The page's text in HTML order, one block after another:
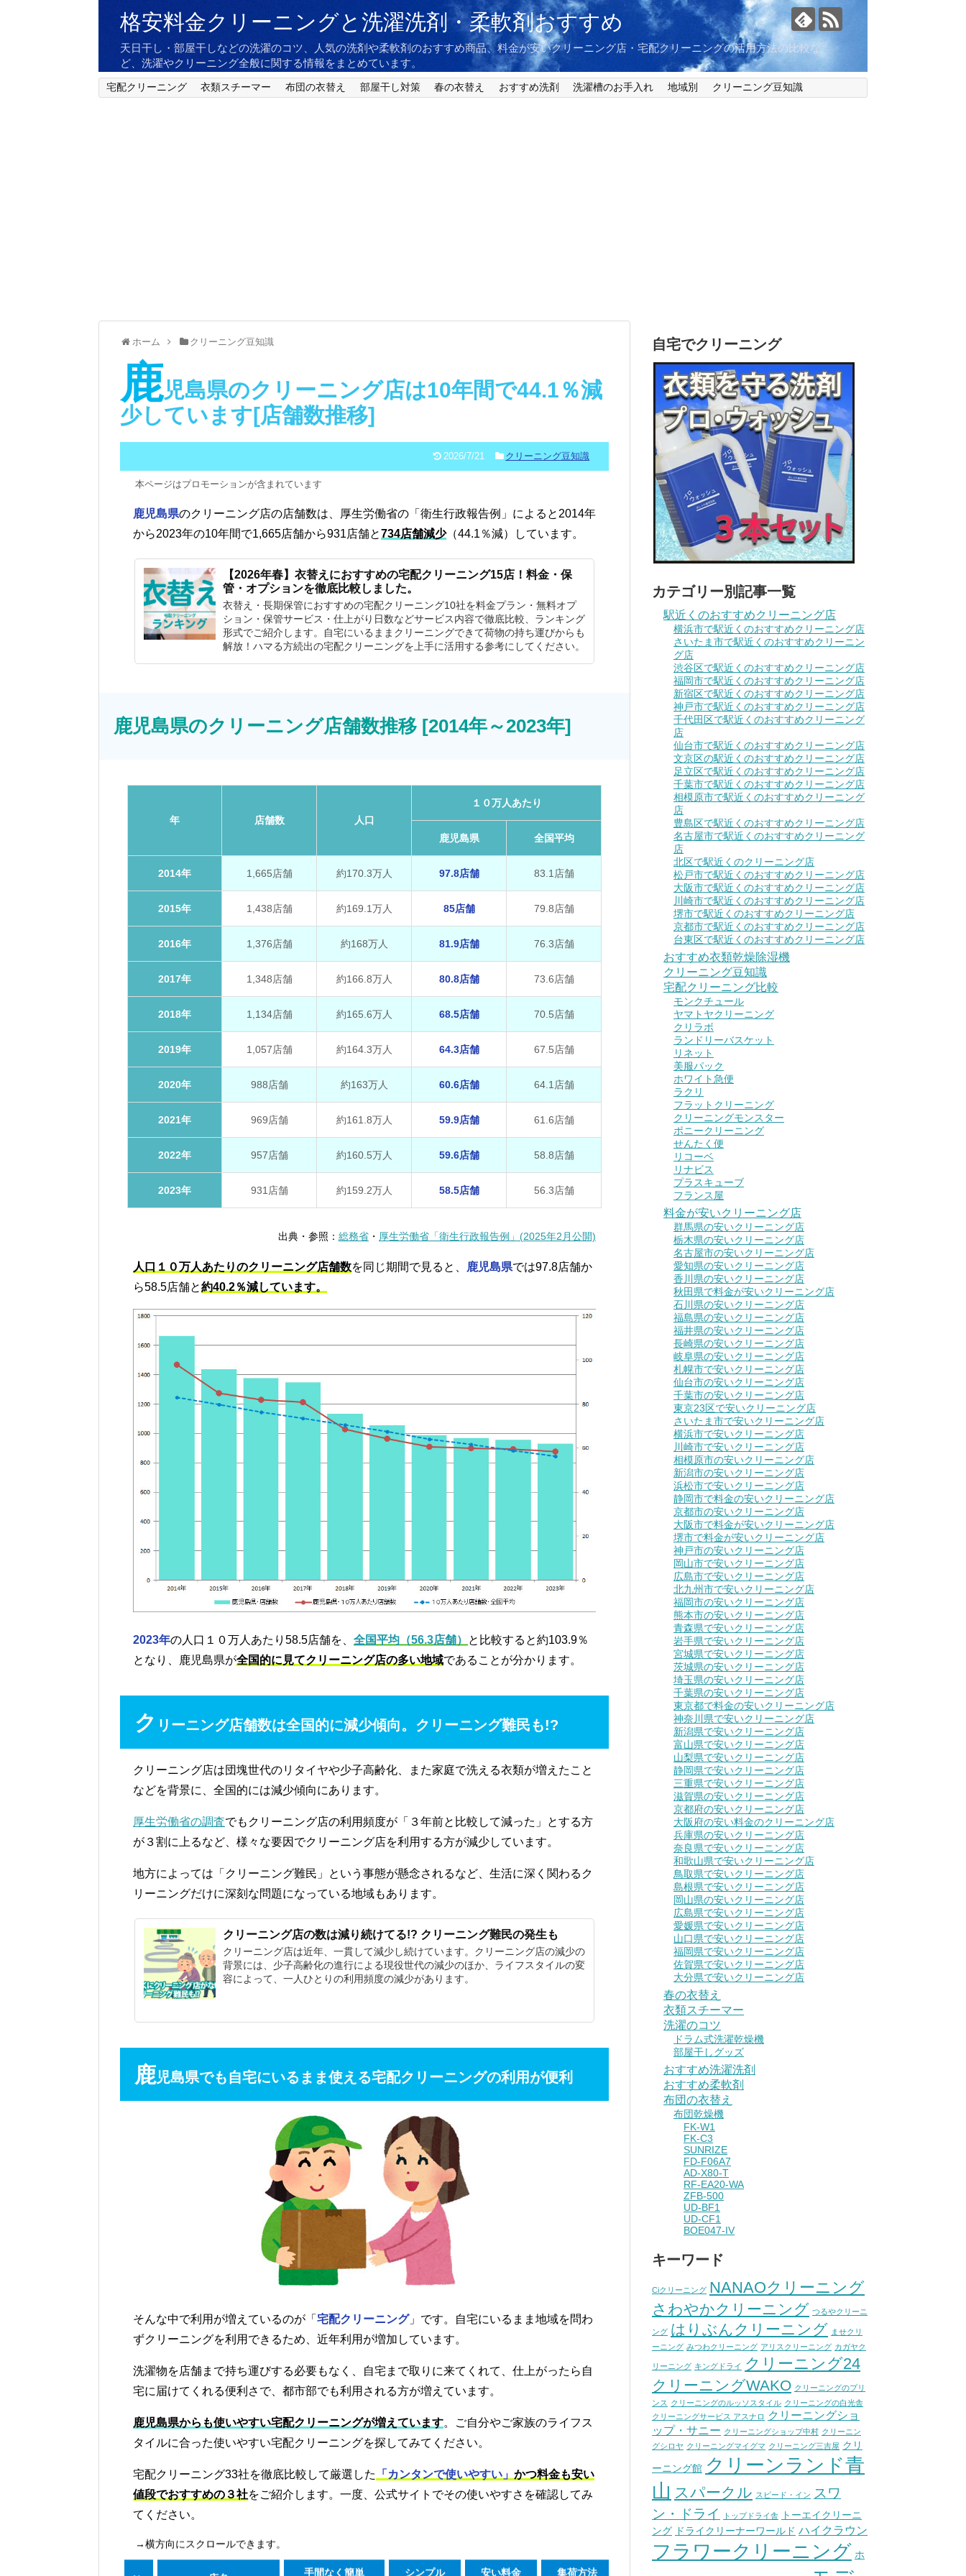
格安料金クリーニングと洗濯洗剤・柔軟剤おすすめ
天日干し・部屋干しなどの洗濯のコツ、人気の洗剤や柔軟剤のおすすめ商品、料金が安いクリーニング店・宅配クリーニングの活用方法の比較な
ど、洗濯やクリーニング全般に関する情報をまとめています。
宅配クリーニング 衣類スチーマー 布団の衣替え 部屋干し対策 春の衣替え おすすめ洗剤 洗濯槽のお手入れ 地域別 クリーニング豆知識
ホーム クリーニング豆知識
鹿児島県のクリーニング店は10年間で44.1％減
少しています[店舗数推移]
2026/7/21 クリーニング豆知識
本ページはプロモーションが含まれています
鹿児島県のクリーニング店の店舗数は、厚生労働省の「衛生行政報告例」によると2014年
から2023年の10年間で1,665店舗から931店舗と734店舗減少（44.1％減）しています。
【2026年春】衣替えにおすすめの宅配クリーニング15店！料金・保
管・オプションを徹底比較しました。
衣替え・長期保管におすすめの宅配クリーニング10社を料金プラン・無料オプ
ション・保管サービス・仕上がり日数などサービス内容で徹底比較、ランキング
形式でご紹介します。自宅にいるままクリーニングできて荷物の持ち運びからも
解放！ハマる方続出の宅配クリーニングを上手に活用する参考にしてください。
鹿児島県のクリーニング店舗数推移 [2014年～2023年]
年 店舗数 人口
１０万人あたり
鹿児島県 全国平均
2014年 1,665店舗 約170.3万人 97.8店舗 83.1店舗
2015年 1,438店舗 約169.1万人 85店舗 79.8店舗
2016年 1,376店舗 約168万人 81.9店舗 76.3店舗
2017年 1,348店舗 約166.8万人 80.8店舗 73.6店舗
2018年 1,134店舗 約165.6万人 68.5店舗 70.5店舗
2019年 1,057店舗 約164.3万人 64.3店舗 67.5店舗
2020年 988店舗 約163万人 60.6店舗 64.1店舗
2021年 969店舗 約161.8万人 59.9店舗 61.6店舗
2022年 957店舗 約160.5万人 59.6店舗 58.8店舗
2023年 931店舗 約159.2万人 58.5店舗 56.3店舗
出典・参照： 総務省 ・ 厚生労働省「衛生行政報告例」(2025年2月公開)
人口１０万人あたりのクリーニング店舗数を同じ期間で見ると、 鹿児島県では97.8店舗か
ら58.5店舗と約40.2％減しています。
2023年の人口１０万人あたり58.5店舗を、 全国平均（56.3店舗）
と比較すると約103.9％
となり、鹿児島県が全国的に見てクリーニング店の多い地域であることが分かります。
ク リーニング店舗数は全国的に減少傾向。クリーニング難民も!?
クリーニング店は団塊世代のリタイヤや少子高齢化、また家庭で洗える衣類が増えたこと
などを背景に、全国的には減少傾向にあります。
厚生労働省の調査でもクリーニング店の利用頻度が「３年前と比較して減った」とする方
が３割に上るなど、様々な要因でクリーニング店を利用する方が減少しています。
地方によっては「クリーニング難民」という事態が懸念されるなど、生活に深く関わるク
リーニングだけに深刻な問題になっている地域もあります。
クリーニング店の数は減り続けてる!? クリーニング難民の発生も
クリーニング店は近年、一貫して減少し続けています。クリーニング店の減少の
背景には、少子高齢化の進行による現役世代の減少のほか、ライフスタイルの変
容によって、一人ひとりの利用頻度の減少があります。
鹿児島県でも自宅にいるまま使える宅配クリーニングの利用が便利
そんな中で利用が増えているのが「 宅配クリーニング」です。自宅にいるまま地域を問わ
ずクリーニングを利用できるため、近年利用が増加しています。
洗濯物を店舗まで持ち運びする必要もなく、自宅まで取りに来てくれて、仕上がったら自
宅に届けてくれる便利さで、都市部でも利用される方が増えています。
鹿児島県からも使いやすい宅配クリーニングが増えています。ご自分やご家族のライフス
タイルに合った使いやすい宅配クリーニングを探してみてください。
宅配クリーニング33社を徹底比較して厳選した 「カンタンで使いやすい」 かつ料金も安い
値段でおすすめの３社をご紹介します。一度、公式サイトでその使いやすさを確認してみ
てください。
→横方向にスクロールできます。
手間なく簡単 シンプル 安い料金 集荷方法
自宅でクリーニング
カテゴリー別記事一覧
駅近くのおすすめクリーニング店
横浜市で駅近くのおすすめクリーニング店
さいたま市で駅近くのおすすめクリーニン
グ店
渋谷区で駅近くのおすすめクリーニング店
福岡市で駅近くのおすすめクリーニング店
新宿区で駅近くのおすすめクリーニング店
神戸市で駅近くのおすすめクリーニング店
千代田区で駅近くのおすすめクリーニング
店
仙台市で駅近くのおすすめクリーニング店
文京区の駅近くのおすすめクリーニング店
足立区で駅近くのおすすめクリーニング店
千葉市で駅近くのおすすめクリーニング店
相模原市で駅近くのおすすめクリーニング
店
豊島区で駅近くのおすすめクリーニング店
名古屋市で駅近くのおすすめクリーニング
店
北区で駅近くのクリーニング店
松戸市で駅近くのおすすめクリーニング店
大阪市で駅近くのおすすめクリーニング店
川崎市で駅近くのおすすめクリーニング店
堺市で駅近くのおすすめクリーニング店
京都市で駅近くのおすすめクリーニング店
台東区で駅近くのおすすめクリーニング店
おすすめ衣類乾燥除湿機
クリーニング豆知識
宅配クリーニング比較
モンクチュール
ヤマトヤクリーニング
クリラボ
ランドリーバスケット
リネット
美服パック
ホワイト急便
ラクリ
フラットクリーニング
クリーニングモンスター
ポニークリーニング
せんたく便
リコーベ
リナビス
プラスキューブ
フランス屋
料金が安いクリーニング店
群馬県の安いクリーニング店
栃木県の安いクリーニング店
名古屋市の安いクリーニング店
愛知県の安いクリーニング店
香川県の安いクリーニング店
秋田県で料金が安いクリーニング店
石川県の安いクリーニング店
福島県の安いクリーニング店
福井県の安いクリーニング店
長崎県の安いクリーニング店
岐阜県の安いクリーニング店
札幌市で安いクリーニング店
仙台市の安いクリーニング店
千葉市の安いクリーニング店
東京23区で安いクリーニング店
さいたま市で安いクリーニング店
横浜市で安いクリーニング店
川崎市で安いクリーニング店
相模原市の安いクリーニング店
新潟市の安いクリーニング店
浜松市で安いクリーニング店
静岡市で料金の安いクリーニング店
京都市の安いクリーニング店
大阪市で料金が安いクリーニング店
堺市で料金が安いクリーニング店
神戸市の安いクリーニング店
岡山市で安いクリーニング店
広島市で安いクリーニング店
北九州市で安いクリーニング店
福岡市の安いクリーニング店
熊本市の安いクリーニング店
青森県で安いクリーニング店
岩手県で安いクリーニング店
宮城県で安いクリーニング店
茨城県の安いクリーニング店
埼玉県の安いクリーニング店
千葉県の安いクリーニング店
東京都で料金の安いクリーニング店
神奈川県で安いクリーニング店
新潟県で安いクリーニング店
富山県で安いクリーニング店
山梨県で安いクリーニング店
静岡県で安いクリーニング店
三重県で安いクリーニング店
滋賀県の安いクリーニング店
京都府の安いクリーニング店
大阪府の安い料金のクリーニング店
兵庫県の安いクリーニング店
奈良県で安いクリーニング店
和歌山県で安いクリーニング店
鳥取県で安いクリーニング店
島根県で安いクリーニング店
岡山県の安いクリーニング店
広島県で安いクリーニング店
愛媛県で安いクリーニング店
山口県で安いクリーニング店
福岡県で安いクリーニング店
佐賀県で安いクリーニング店
大分県で安いクリーニング店
春の衣替え
衣類スチーマー
洗濯のコツ
ドラム式洗濯乾燥機
部屋干しグッズ
おすすめ洗濯洗剤
おすすめ柔軟剤
布団の衣替え
布団乾燥機
FK-W1
FK-C3
SUNRIZE
FD-F06A7
AD-X80-T
RF-EA20-WA
ZFB-500
UD-BF1
UD-CF1
BOE047-IV
キーワード
Ciクリーニング NANAOクリーニング
さわやかクリーニング つるやクリーニ
ング はりぶんクリーニング ませクリ
ーニング みつわクリーニング アリスクリーニング カガヤク
リーニング キングドライ クリーニング24
クリーニングWAKO クリーニングのプリ
ンス クリーニングのルッソスタイル クリーニングの白光舎
クリーニングサービス アスナロ
クリーニングショ
ップ・サニー クリーニングショップ中村 クリーニン
グシロヤ クリーニングマイグマ クリーニング三吉屋 クリ
ーニング館 クリーンランド青
山 スパークル スピード・イン スワ
ン・ドライ
トップドライ舎
トーエイクリーニ
ング ドライクリーナーワールド ハイクラウン
フラワークリーニング ホ